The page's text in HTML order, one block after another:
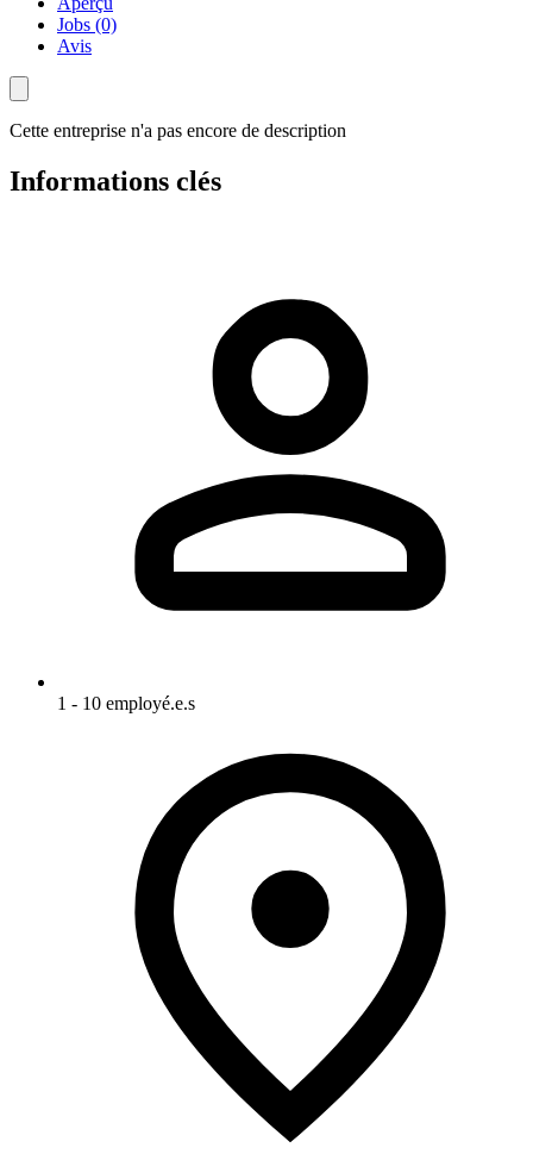
Jobs (0)
Avis
Cette entreprise n'a pas encore de description
Informations clés
1 - 10 employé.e.s